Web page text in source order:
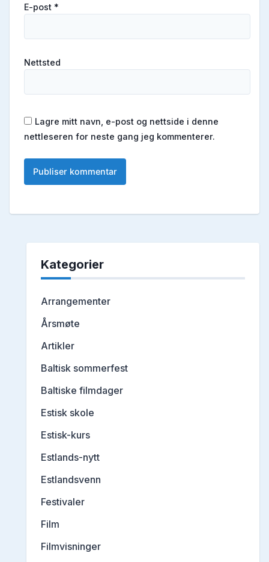
E-post *
Nettsted
Lagre mitt navn, e-post og nettside i denne
nettleseren for neste gang jeg kommenterer.
Kategorier
Arrangementer
Årsmøte
Artikler
Baltisk sommerfest
Baltiske filmdager
Estisk skole
Estisk-kurs
Estlands-nytt
Estlandsvenn
Festivaler
Film
Filmvisninger